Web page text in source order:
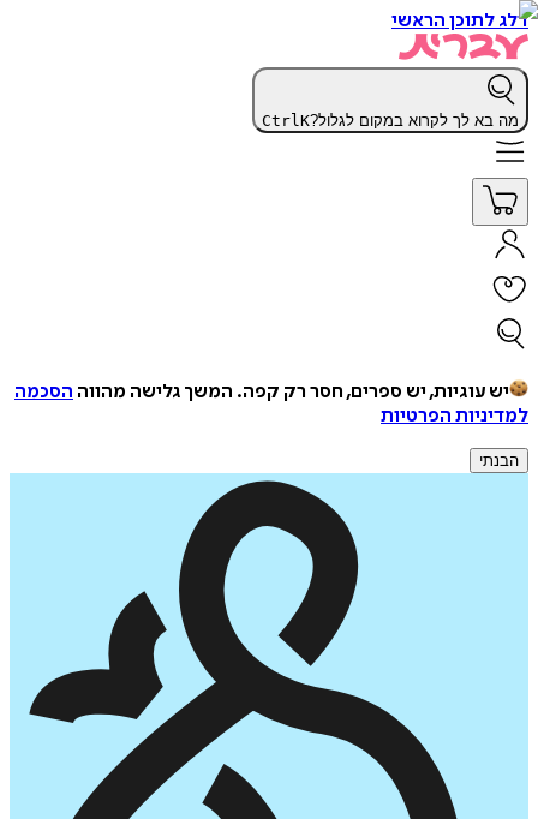
דלג לתוכן הראשי
מה בא לך לקרוא במקום לגלול? CtrlK
יש עוגיות, יש ספרים, חסר רק קפה. המשך גלישה מהווה הסכמה
למדיניות הפרטיות
הבנתי